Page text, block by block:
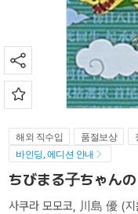
해외 직수입 품절보상
바인딩, 에디션 안내
ちびまる子ちゃん
사쿠라 모모코, 川島 優 (